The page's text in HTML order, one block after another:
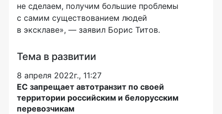
не сделаем, получим большие проблемы
с самим существованием людей
в эксклаве», — заявил Борис Титов.
Тема в развитии
8 апреля 2022г., 11:27
ЕС запрещает автотранзит по своей
территории российским и белорусским
перевозчикам